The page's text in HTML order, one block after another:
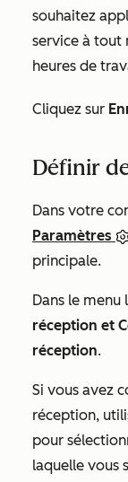
souhaitez
service à tout
heures de
Cliquez sur
Définir
Dans votre
Paramètres
principale.
Dans le
réception et
réception.
Si vous avez
réception,
pour
laquelle vous